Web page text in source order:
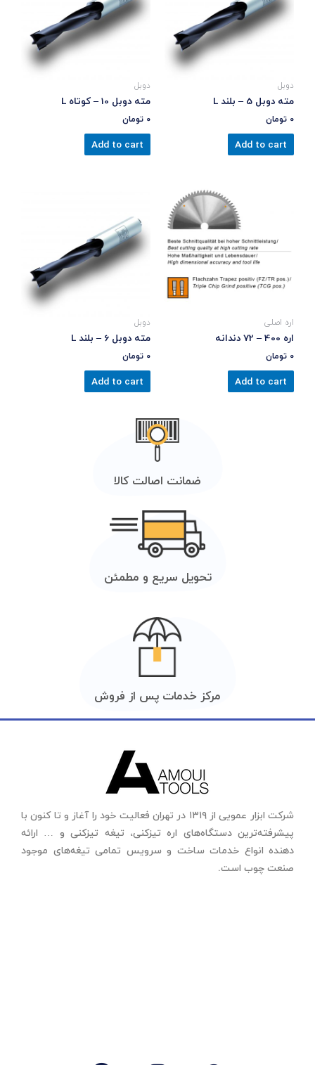
دوبل
مته دوبل 5 – بلند L
0 تومان
Add to cart
دوبل
مته دوبل 10 – کوتاه L
0 تومان
Add to cart
اره اصلی
اره 400 – 72 دندانه
0 تومان
Add to cart
دوبل
مته دوبل 6 – بلند L
0 تومان
Add to cart
ضمانت اصالت کالا
تحویل سریع و مطمئن
مرکز خدمات پس از فروش
شرکت ابزار عمویی از ۱۳۱۹ در تهران فعالیت خود را آغاز و تا کنون با
پیشرفته‌ترین دستگاه‌های اره تیزکنی، تیغه تیزکنی و … ارائه
دهنده انواع خدمات ساخت و سرویس تمامی تیغه‌های موجود
صنعت چوب است.